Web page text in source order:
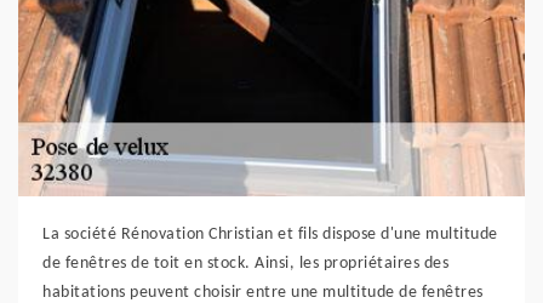
La société Rénovation Christian et fils dispose d'une multitude
de fenêtres de toit en stock. Ainsi, les propriétaires des
habitations peuvent choisir entre une multitude de fenêtres